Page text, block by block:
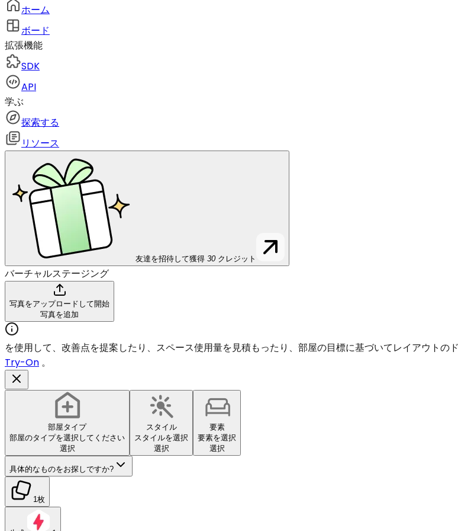
ホーム
ボード
拡張機能
SDK
API
学ぶ
探索する
リソース
友達を招待して獲得 30 クレジット
バーチャルステージング
写真をアップロードして開始
写真を追加
を使用して、改善点を提案したり、スペース使用量を見積もったり、部屋の目標に基づいてレイアウトの
Try-On 。
部屋タイプ
部屋のタイプを選択してください
選択
スタイル
スタイルを選択
選択
要素
要素を選択
選択
具体的なものをお探しですか?
1枚